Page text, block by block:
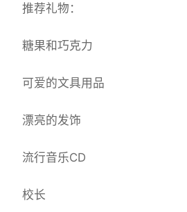
推荐礼物：
糖果和巧克力
可爱的文具用品
漂亮的发饰
流行音乐CD
校长